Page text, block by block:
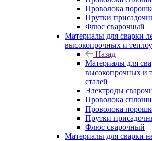
Проволока
Прутки
Флюс сварочный
Материалы для сварки
высокопрочных и
Назад
Материалы для
высокопрочных и
сталей
Электроды
Проволока
Проволока
Прутки
Флюс сварочный
Материалы для сварки